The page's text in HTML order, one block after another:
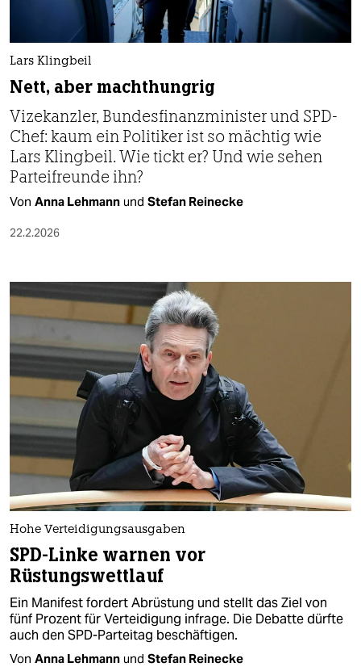
nord
wahrheit
verlag
verlag
veranstaltungen
shop
fragen & hilfe
abo
genossenschaft
Lars Klingbeil
Nett, aber machthungrig
Vizekanzler, Bundesfinanzminister und SPD-
Chef: kaum ein Politiker ist so mächtig wie
Lars Klingbeil. Wie tickt er? Und wie sehen
Parteifreunde ihn?
Von Anna Lehmann und Stefan Reinecke
22.2.2026
Hohe Verteidigungsausgaben
SPD-Linke warnen vor
Rüstungswettlauf
Ein Manifest fordert Abrüstung und stellt das Ziel von
fünf Prozent für Verteidigung infrage. Die Debatte dürfte
auch den SPD-Parteitag beschäftigen.
Von Anna Lehmann und Stefan Reinecke